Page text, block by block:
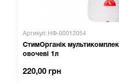
Артикул: НФ-00012054
СтимОрганік
овочеві 1л
220,00 грн